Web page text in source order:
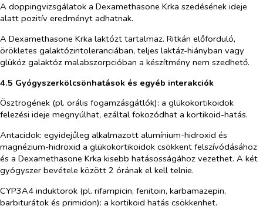
A doppingvizsgálatok a Dexamethasone Krka szedésének ideje
alatt pozitív eredményt adhatnak.
A Dexamethasone Krka laktózt tartalmaz. Ritkán előforduló,
örökletes galaktózintoleranciában, teljes laktáz-hiányban vagy
glükóz galaktóz malabszorpcióban a készítmény nem szedhető.
4.5 Gyógyszerkölcsönhatások és egyéb interakciók
Ösztrogének (pl. orális fogamzásgátlók): a glükokortikoidok
felezési ideje megnyúlhat, ezáltal fokozódhat a kortikoid-hatás.
Antacidok: egyidejűleg alkalmazott alumínium-hidroxid és
magnézium-hidroxid a glükokortikoidok csökkent felszívódásához
és a Dexamethasone Krka kisebb hatásosságához vezethet. A két
gyógyszer bevétele között 2 órának el kell telnie.
CYP3A4 induktorok (pl. rifampicin, fenitoin, karbamazepin,
barbiturátok és primidon): a kortikoid hatás csökkenhet.